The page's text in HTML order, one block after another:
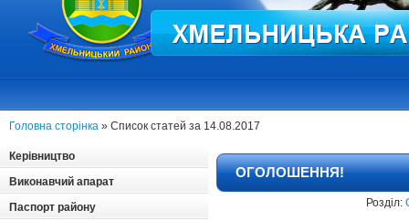
Головна сторінка » Список статей за 14.08.2017
Керівництво
Виконавчий апарат
Паспорт району
ОГОЛОШЕННЯ!
Розділ: